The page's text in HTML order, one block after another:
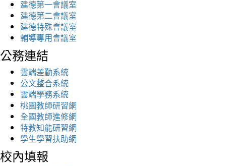
建德第一會議室
建德第二會議室
建德特殊會議室
輔導專用會議室
公務連結
雲端差勤系統
公文整合系統
雲端學務系統
桃園教師研習網
全國教師進修網
特教知能研習網
學生學習扶助網
校內填報